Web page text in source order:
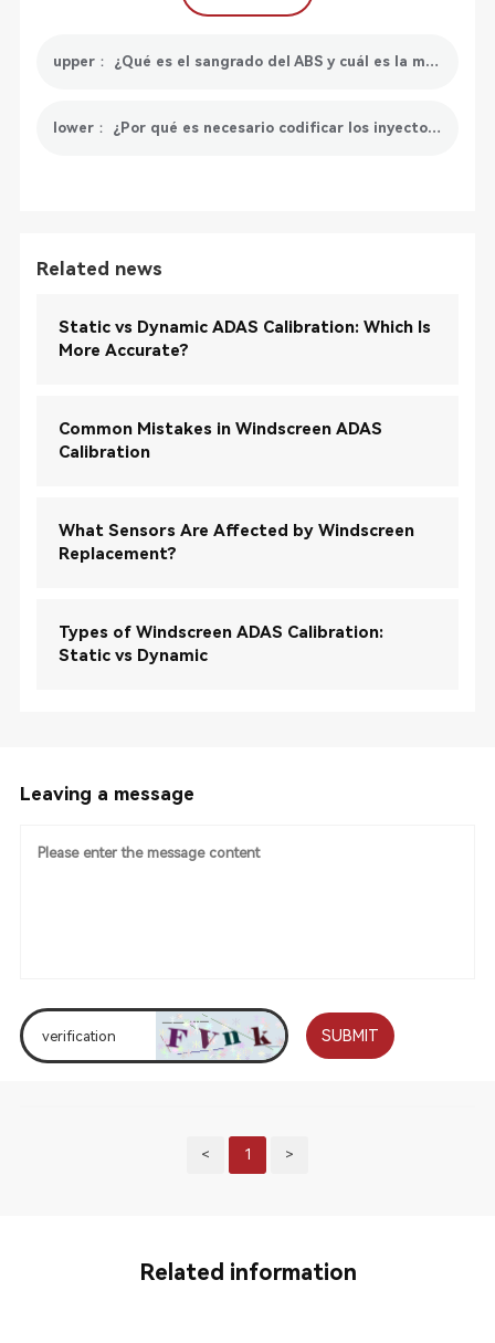
upper： ¿Qué es el sangrado del ABS y cuál es la mejor herramienta de escaneo para el sangrado de frenos ABS?
lower： ¿Por qué es necesario codificar los inyectores y se recomienda la herramienta de escaneo de codificación de inyectores?
Related news
Static vs Dynamic ADAS Calibration: Which Is
More Accurate?
Common Mistakes in Windscreen ADAS
Calibration
What Sensors Are Affected by Windscreen
Replacement?
Types of Windscreen ADAS Calibration:
Static vs Dynamic
Leaving a message
SUBMIT
< 1 >
Related information